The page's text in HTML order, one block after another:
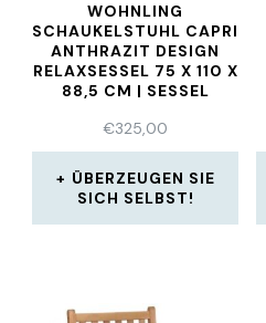
WOHNLING
SCHAUKELSTUHL CAPRI
ANTHRAZIT DESIGN
RELAXSESSEL 75 X 110 X
88,5 CM | SESSEL
€325,00
ÜBERZEUGEN SIE
SICH SELBST!